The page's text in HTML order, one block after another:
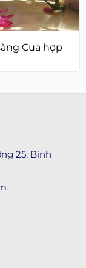
Cua hợp
25, Bình